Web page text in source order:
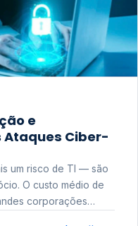
e
Ataques Ciber-
um risco de TI — são
de
corporações